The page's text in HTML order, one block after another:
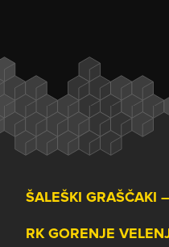
ŠALEŠKI GRAŠČAKI
RK GORENJE